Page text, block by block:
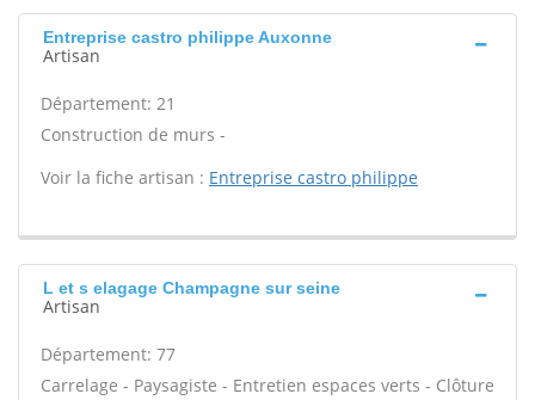
Entreprise castro philippe Auxonne
Artisan
Département: 21
Construction de murs -
Voir la fiche artisan : Entreprise castro philippe
L et s elagage Champagne sur seine
Artisan
Département: 77
Carrelage - Paysagiste - Entretien espaces verts - Clôture